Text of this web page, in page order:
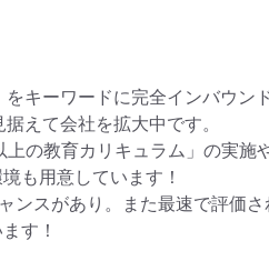
キーワードに完全インバウン
えて会社を拡大中です。
上の教育カリキュラム」の実施
も用意しています！
ンスがあり。また最速で評価
す！